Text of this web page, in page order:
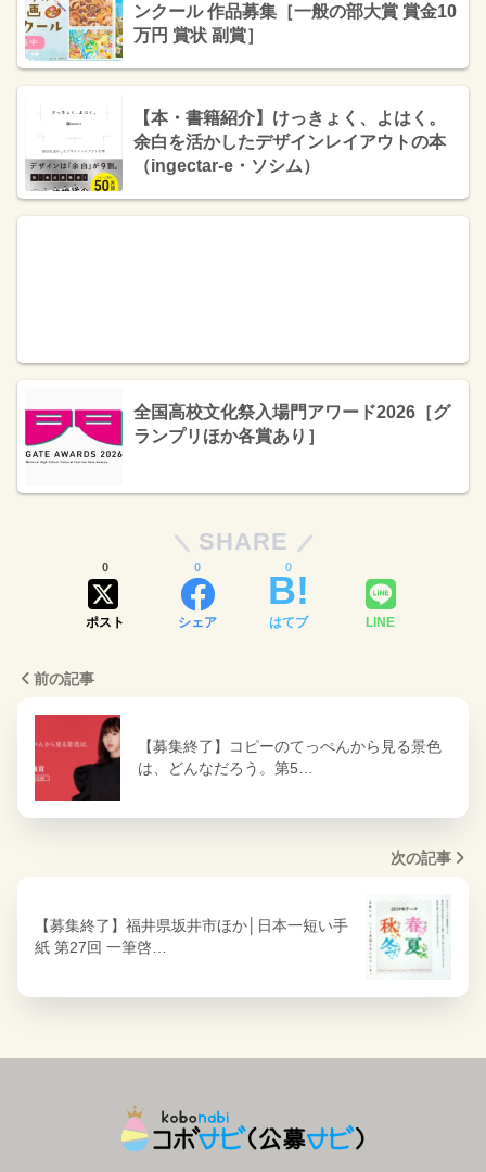
ンクール 作品募集［一般の部大賞 賞金10
万円 賞状 副賞］
【本・書籍紹介】けっきょく、よはく。
余白を活かしたデザインレイアウトの本
（ingectar-e・ソシム）
全国高校文化祭入場門アワード2026［グ
ランプリほか各賞あり］
SHARE
ポスト
0
シェア
0
はてブ
0
LINE
前の記事
【募集終了】コピーのてっぺんから見る景色
は、どんなだろう。第5…
次の記事
【募集終了】福井県坂井市ほか│日本一短い手
紙 第27回 一筆啓…